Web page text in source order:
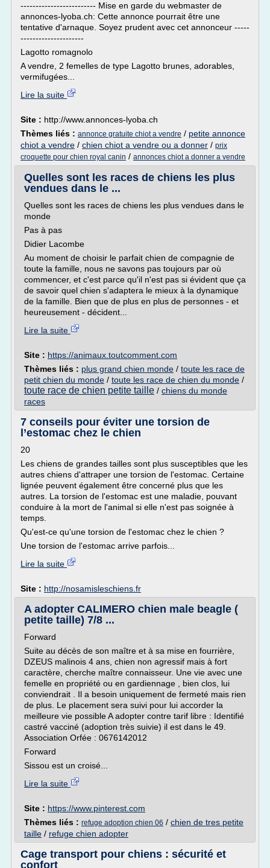
------------------------- Mise en garde du webmaster de
annonces-lyoba.ch: Cette annonce pourrait être une
tentative d'arnaque. Soyez prudent avec cet annonceur -----
---------------------
Lagotto romagnolo
A vendre, 2 femelles de type Lagotto brunes, adorables,
vermifugées...
Lire la suite
Site : http://www.annonces-lyoba.ch
Thèmes liés : annonce gratuite chiot a vendre / petite annonce
chiot a vendre / chien chiot a vendre ou a donner / prix
croquette pour chien royal canin / annonces chiot a donner a vendre
Quelles sont les races de chiens les plus
vendues dans le ...
Quelles sont les races de chiens les plus vendues dans le
monde
Pas à pas
Didier Lacombe
Au moment de choisir le parfait chien de compagnie de
toute la famille, nous ne savons pas toujours par où
commencer, et c'est parce qu'il n'est pas si évident que ça
de savoir quel chien s'adaptera le mieux à la dynamique
de la famille. Bien que de plus en plus de personnes - et
heureusement - décident...
Lire la suite
Site : https://animaux.toutcomment.com
Thèmes liés : plus grand chien monde / toute les race de
petit chien du monde / toute les race de chien du monde /
toute race de chien petite taille / chiens du monde
races
7 conseils pour éviter une torsion de
l’estomac chez le chien
20
Les chiens de grandes tailles sont plus susceptibles que les
autres chiens d'attraper une torsion de l'estomac. Certaine
lignée peuvent également être concerné plus que les
autres. La torsion de l'estomac est une maladie, pouvant
conduire à la mort de l'animal si elle n'est pas soignée à
temps.
Qu'est-ce qu'une torsion de l'estomac chez le chien ?
Une torsion de l'estomac arrive parfois...
Lire la suite
Site : http://nosamisleschiens.fr
A adopter CALIMERO chien male beagle (
petite taille) 7/8 ...
Forward
Suite au décès de son maître et à sa mise en fourrière,
DZEUS malinois 4 ans, chien non agressif mais à fort
caractère, cherche maître connaisseur. Une vie avec une
femelle en propriété ou en gardiennage , bien clos, lui
conviendrait . Il a besoin uniquement de fermeté mais rien
de plus. Le placement sera suivi pour lui accorder la
meilleure vie possible A adopter contre tarif libre : Identifié
castré vacciné (adoption très suivie) il est dans le 49.
Association Orfée : 0676142012
Forward
Sissou est un croisé...
Lire la suite
Site : https://www.pinterest.com
Thèmes liés : refuge adoption chien 06 / chien de tres petite
taille / refuge chien adopter
Cage transport pour chiens : sécurité et
confort